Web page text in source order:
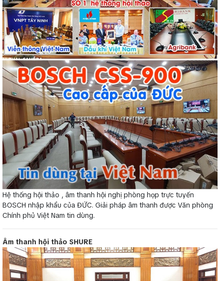
Hệ thống hội thảo , âm thanh hội nghị phòng họp trực tuyến
BOSCH nhập khẩu của ĐỨC. Giải pháp âm thanh được Văn phòng
Chính phủ Việt Nam tin dùng.
Âm thanh hội thảo SHURE